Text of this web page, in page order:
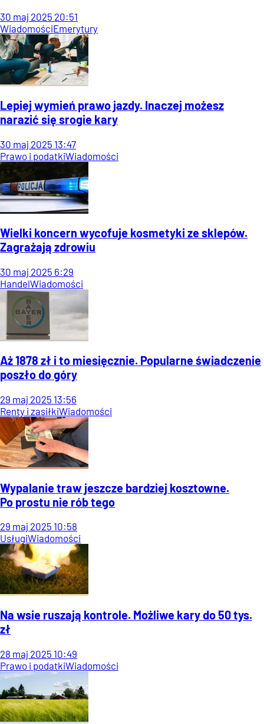
30 maj 2025 20:51
WiadomościEmerytury
Lepiej wymień prawo jazdy. Inaczej możesz
narazić się srogie kary
30 maj 2025 13:47
Prawo i podatkiWiadomości
Wielki koncern wycofuje kosmetyki ze sklepów.
Zagrażają zdrowiu
30 maj 2025 6:29
HandelWiadomości
Aż 1878 zł i to miesięcznie. Popularne świadczenie
poszło do góry
29 maj 2025 13:56
Renty i zasiłkiWiadomości
Wypalanie traw jeszcze bardziej kosztowne.
Po prostu nie rób tego
29 maj 2025 10:58
UsługiWiadomości
Na wsie ruszają kontrole. Możliwe kary do 50 tys.
zł
28 maj 2025 10:49
Prawo i podatkiWiadomości